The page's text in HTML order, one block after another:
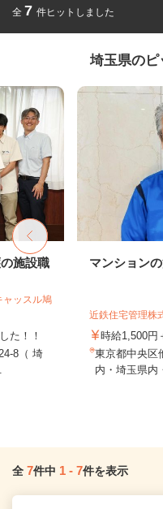
全 7 件ヒットしました
埼玉県のピ
施設職
ッスル鳩
た！！
8（ 埼
マンション
近鉄住宅管理
時給1,500円
東京都中央区
内・埼玉県内
全 7件中 1 - 7件を表示